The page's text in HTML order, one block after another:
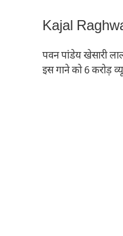
Kajal
पवन पांडेय खेसारी
इस गाने को 6 करोड़